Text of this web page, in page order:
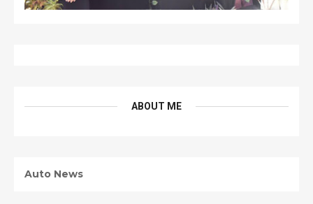
ABOUT ME
Auto News